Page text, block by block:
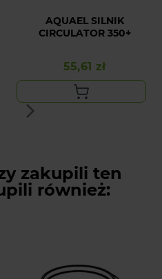
AQUAEL SILNIK
CIRCULATOR 350+
Cena
55,61 zł
zakupili ten
również: